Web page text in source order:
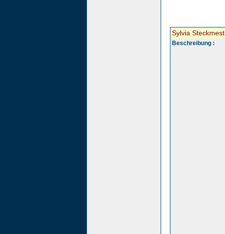
Sylvia Steckmest
Beschreibung :